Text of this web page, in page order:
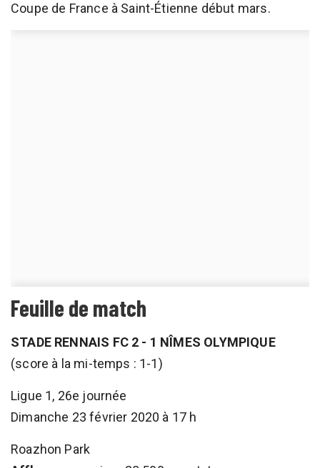
Coupe de France à Saint-Étienne début mars.
Feuille de match
STADE RENNAIS FC 2 - 1 NÎMES OLYMPIQUE
(score à la mi-temps : 1-1)
Ligue 1, 26e journée
Dimanche 23 février 2020 à 17 h
Roazhon Park